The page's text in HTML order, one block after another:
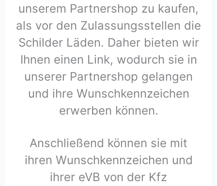
unserem Partnershop zu kaufen,
als vor den Zulassungsstellen die
Schilder Läden. Daher bieten wir
Ihnen einen Link, wodurch sie in
unserer Partnershop gelangen
und ihre Wunschkennzeichen
erwerben können.
Anschließend können sie mit
ihren Wunschkennzeichen und
ihrer eVB von der Kfz